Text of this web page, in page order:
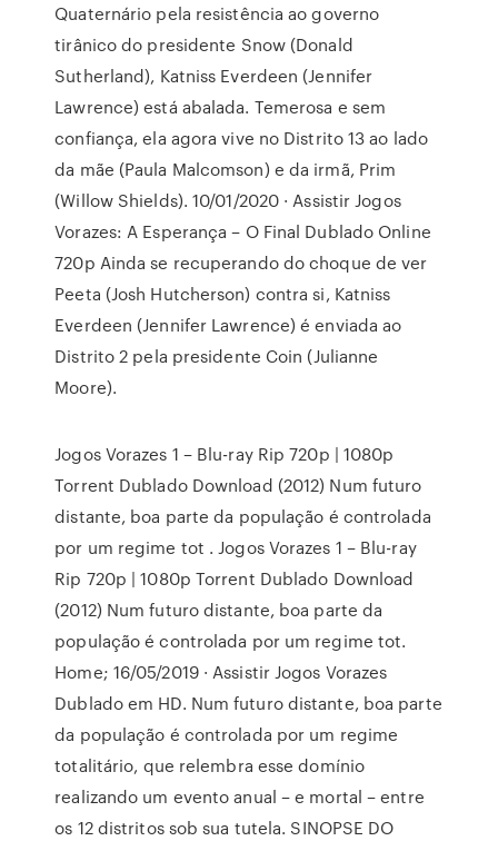
Quaternário pela resistência ao governo
tirânico do presidente Snow (Donald
Sutherland), Katniss Everdeen (Jennifer
Lawrence) está abalada. Temerosa e sem
confiança, ela agora vive no Distrito 13 ao lado
da mãe (Paula Malcomson) e da irmã, Prim
(Willow Shields). 10/01/2020 · Assistir Jogos
Vorazes: A Esperança – O Final Dublado Online
720p Ainda se recuperando do choque de ver
Peeta (Josh Hutcherson) contra si, Katniss
Everdeen (Jennifer Lawrence) é enviada ao
Distrito 2 pela presidente Coin (Julianne
Moore).
Jogos Vorazes 1 – Blu-ray Rip 720p | 1080p
Torrent Dublado Download (2012) Num futuro
distante, boa parte da população é controlada
por um regime tot . Jogos Vorazes 1 – Blu-ray
Rip 720p | 1080p Torrent Dublado Download
(2012) Num futuro distante, boa parte da
população é controlada por um regime tot.
Home; 16/05/2019 · Assistir Jogos Vorazes
Dublado em HD. Num futuro distante, boa parte
da população é controlada por um regime
totalitário, que relembra esse domínio
realizando um evento anual – e mortal – entre
os 12 distritos sob sua tutela. SINOPSE DO